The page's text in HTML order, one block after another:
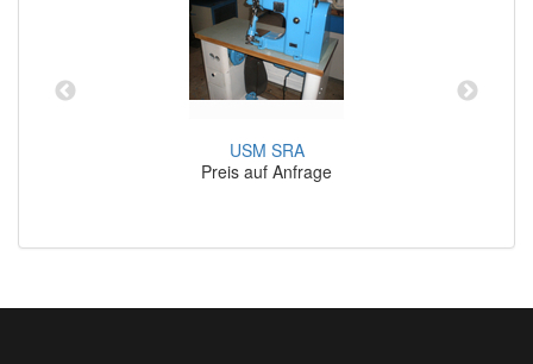
USM SRA
Preis auf Anfrage